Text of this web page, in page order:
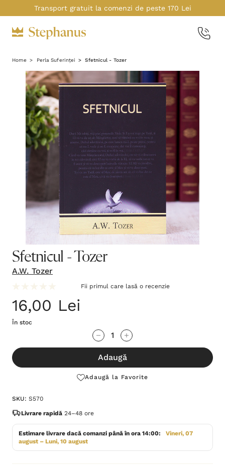
Transport gratuit la comenzi de peste 170 Lei
Home Perla Suferinței Sfetnicul - Tozer
Sfetnicul - Tozer
A.W. Tozer
Fii primul care lasă o recenzie
16,00 Lei
În stoc
te!
Stocul
Adaugă
Adaugă la Favorite
SKU: S570
Livrare rapidă 24–48 ore
Estimare livrare dacă comanzi până în ora 14:00:
Vineri, 07
august – Luni, 10 august